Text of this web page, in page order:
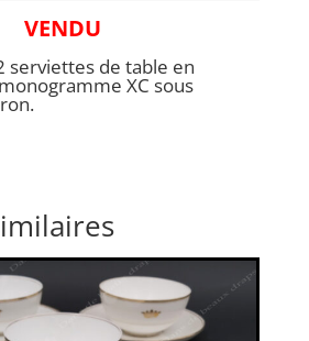
VENDU
serviettes de table en
XC sous